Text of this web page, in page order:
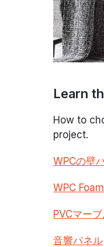
Learn
How to
project.
WPCの壁
WPC
PVCマー
音響パネル